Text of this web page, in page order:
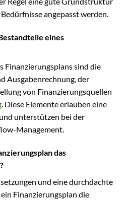
angepasst werden.
eines
Finanzierungsplans sind die
Ausgabenrechnung, der
von Finanzierungsquellen
. Diese Elemente erlauben eine
unterstützen bei der
Management.
das
und eine durchdachte
Finanzierungsplan die